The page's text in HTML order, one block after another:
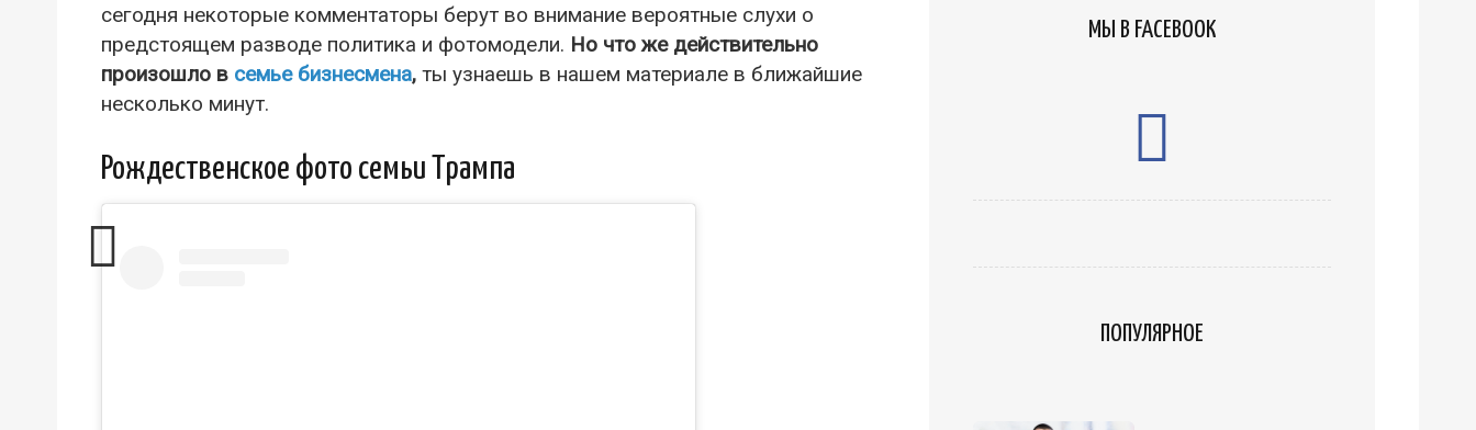
сегодня некоторые комментаторы берут во внимание вероятные слухи о
предстоящем разводе политика и фотомодели. Но что же действительно
произошло в семье бизнесмена, ты узнаешь в нашем материале в ближайшие
несколько минут.
Рождественское фото семьи Трампа
МЫ В FACEBOOK
ПОПУЛЯРНОЕ